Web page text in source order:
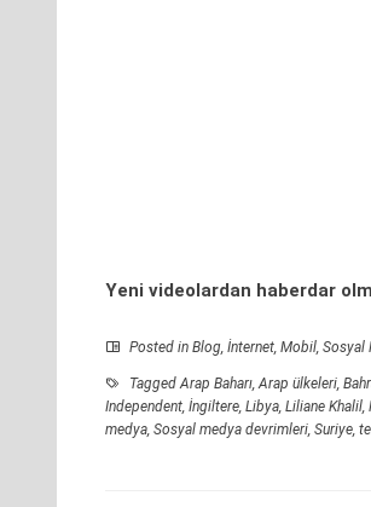
Yeni videolardan haberdar
Posted in Blog, İnternet, Mobil, Sosyal
TaggedArap Baharı,Arap ülkeleri,
Independent, İngiltere, Libya, Liliane Khalil,
medya, Sosyal medya devrimleri, Suriye,